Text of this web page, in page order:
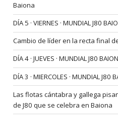
Baiona
DÍA 5 · VIERNES · MUNDIAL J80
Cambio de líder en la recta final
DÍA 4 · JUEVES · MUNDIAL J80
DÍA 3 · MIERCOLES · MUNDIAL J80
Las flotas cántabra y gallega
de J80 que se celebra en Baiona